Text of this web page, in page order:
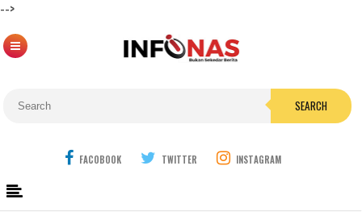
-->
SEARCH
FACOBOOK TWITTER INSTAGRAM